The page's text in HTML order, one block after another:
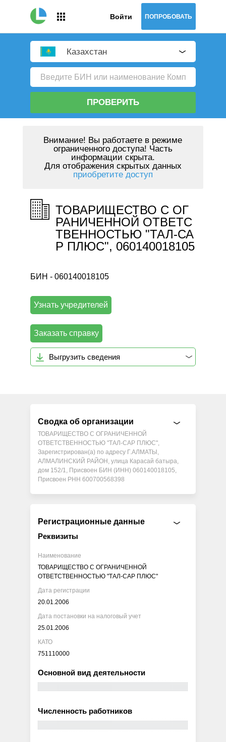
Войти ПОПРОБОВАТЬ
Казахстан
ПРОВЕРИТЬ
Внимание! Вы работаете в режиме
ограниченного доступа! Часть
информации скрыта.
Для отображения скрытых данных
приобретите доступ
ТОВАРИЩЕСТВО С ОГ
РАНИЧЕННОЙ ОТВЕТС
ТВЕННОСТЬЮ "ТАЛ-СА
Р ПЛЮС", 060140018105
БИН - 060140018105
Узнать учредителей
Заказать справку
Выгрузить сведения
Сводка об организации
ТОВАРИЩЕСТВО С ОГРАНИЧЕННОЙ
ОТВЕТСТВЕННОСТЬЮ "ТАЛ-САР ПЛЮС",
Зарегистрирован(а) по адресу Г.АЛМАТЫ,
АЛМАЛИНСКИЙ РАЙОН, улица Карасай батыра,
дом 152/1, Присвоен БИН (ИНН) 060140018105,
Присвоен РНН 600700568398
Регистрационные данные
Реквизиты
Наименование
ТОВАРИЩЕСТВО С ОГРАНИЧЕННОЙ
ОТВЕТСТВЕННОСТЬЮ "ТАЛ-САР ПЛЮС"
Дата регистрации
20.01.2006
Дата постановки на налоговый учет
25.01.2006
КАТО
751110000
Основной вид деятельности
Численность работников